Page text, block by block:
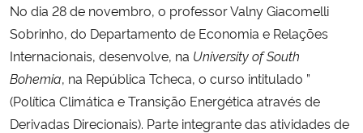
Ministério do Meio Ambiente
Ministério do Desenvolvimento Regional
No dia 28 de novembro, o professor Valny Giacomelli
Sobrinho, do Departamento de Economia e Relações
Internacionais, desenvolve, na University of South
Bohemia, na República Tcheca, o curso intitulado ”
(Política Climática e Transição Energética através de
Derivadas Direcionais). Parte integrante das atividades de